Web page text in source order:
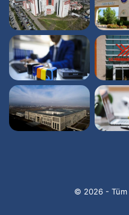
© 2026 - Tüm